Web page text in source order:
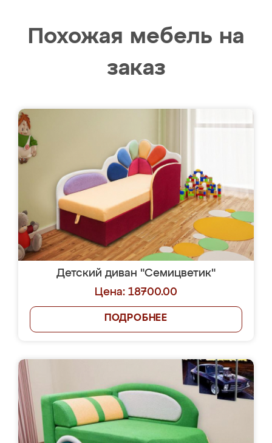
Похожая мебель на
заказ
Детский диван "Семицветик"
Цена: 18700.00
ПОДРОБНЕЕ